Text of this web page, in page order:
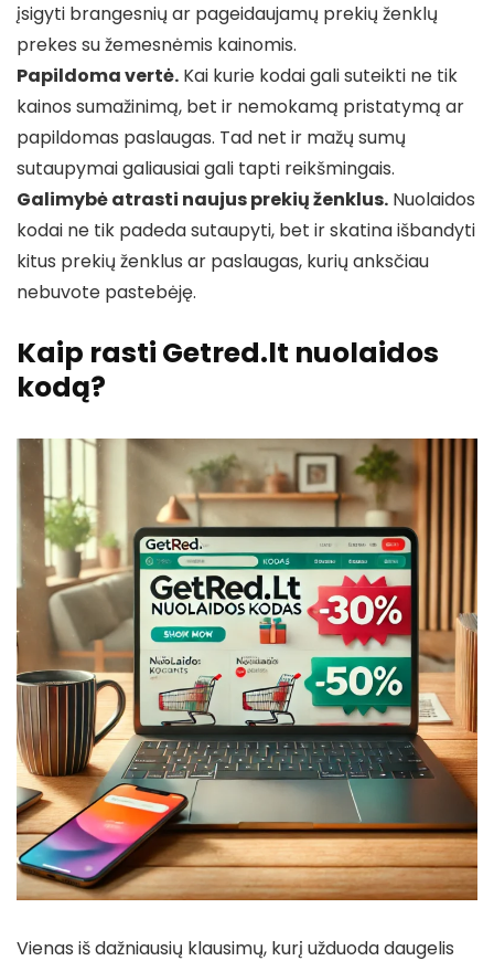
įsigyti brangesnių ar pageidaujamų prekių ženklų
prekes su žemesnėmis kainomis.
Papildoma vertė. Kai kurie kodai gali suteikti ne tik
kainos sumažinimą, bet ir nemokamą pristatymą ar
papildomas paslaugas. Tad net ir mažų sumų
sutaupymai galiausiai gali tapti reikšmingais.
Galimybė atrasti naujus prekių ženklus. Nuolaidos
kodai ne tik padeda sutaupyti, bet ir skatina išbandyti
kitus prekių ženklus ar paslaugas, kurių anksčiau
nebuvote pastebėję.
Kaip rasti Getred.lt nuolaidos
kodą?
Vienas iš dažniausių klausimų, kurį užduoda daugelis